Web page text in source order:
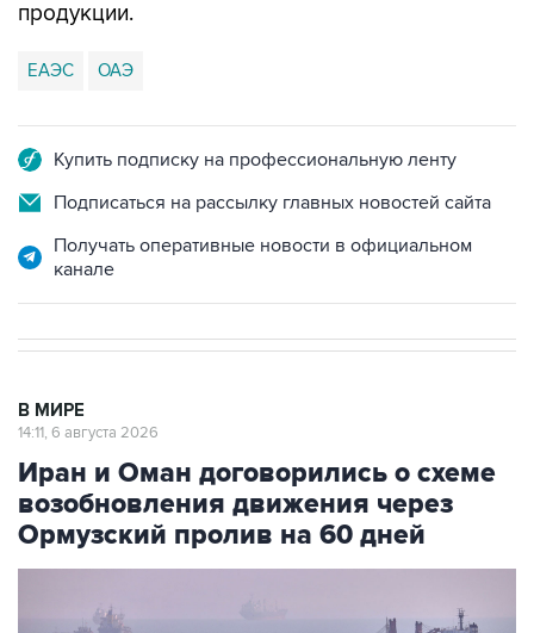
продукции.
ЕАЭС ОАЭ
Купить подписку на профессиональную ленту
Подписаться на рассылку главных новостей сайта
Получать оперативные новости в официальном
канале
В МИРЕ
14:11, 6 августа 2026
Иран и Оман договорились о схеме
возобновления движения через
Ормузский пролив на 60 дней